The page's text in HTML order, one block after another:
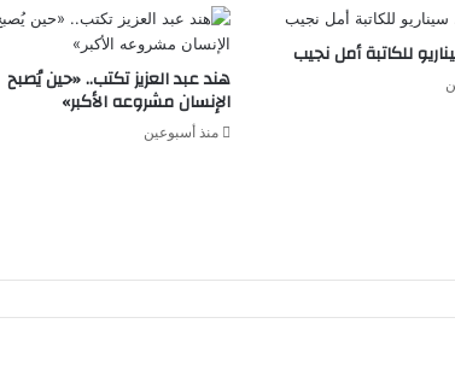
للكاتبة أمل نجيب
هند عبد العزيز تكتب.. «حين يُصبح
الإنسان مشروعه الأكبر»
منذ أسبوعين